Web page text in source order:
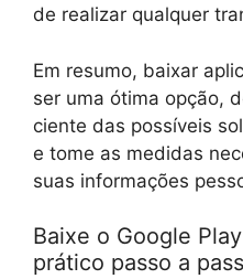
de realizar qualquer
Em resumo, baixar
ser uma ótima opção,
ciente das possíveis
e tome as medidas
suas informações
Baixe o Google
prático passo a